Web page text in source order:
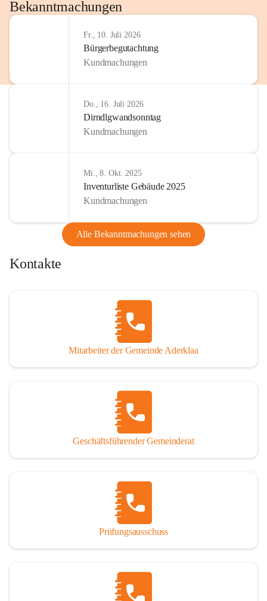
http://www.omv.com
Bekanntmachungen
Fr., 10. Juli 2026
Bürgerbegutachtung
Kundmachungen
Do., 16. Juli 2026
Dirndlgwandsonntag
Kundmachungen
Mi., 8. Okt. 2025
Inventurliste Gebäude 2025
Kundmachungen
Alle Bekanntmachungen sehen
Kontakte
Mitarbeiter der Gemeinde Aderklaa
Geschäftsführender Gemeinderat
Prüfungsausschuss